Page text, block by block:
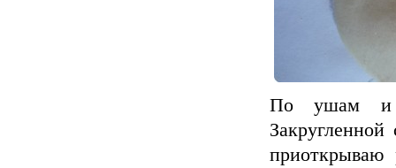
По ушам и